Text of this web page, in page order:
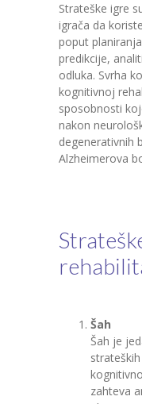
Strateške igre
igrača da
poput
predikcije,
odluka. Svrha
kognitivnoj
sposobnosti
nakon
degenerativnih
Alzheimerova
Šah
Šah je
zahteva